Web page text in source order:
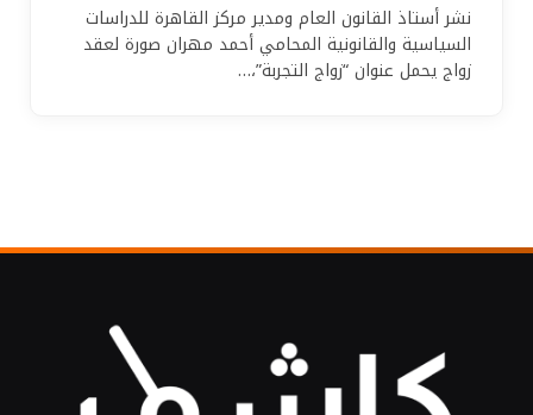
نشر أستاذ القانون العام ومدير مركز القاهرة للدراسات
السياسية والقانونية المحامي أحمد مهران صورة لعقد
زواج يحمل عنوان “زواج التجربة”،…